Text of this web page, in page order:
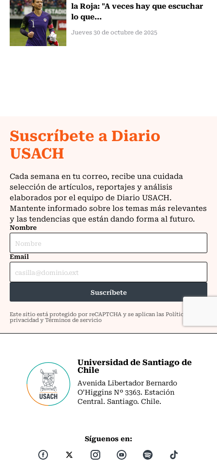
la Roja: "A veces hay que escuchar
lo que...
Jueves 30 de octubre de 2025
Universidad de Santiago de
Chile
Avenida Libertador Bernardo
O’Higgins Nº 3363. Estación
Central. Santiago. Chile.
Síguenos en: